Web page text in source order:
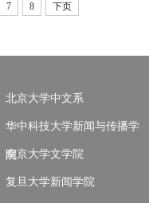
7 8 下页
北京大学中文系
华中科技大学新闻与传播学
院
南京大学文学院
复旦大学新闻学院